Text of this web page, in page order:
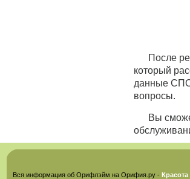
После
который
данные СПО
вопросы.
Вы
Вся информация об Орифлэйм на Орифия.ру -